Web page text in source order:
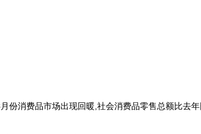
消费品市场出现回暖,社会消费品零售总额比去